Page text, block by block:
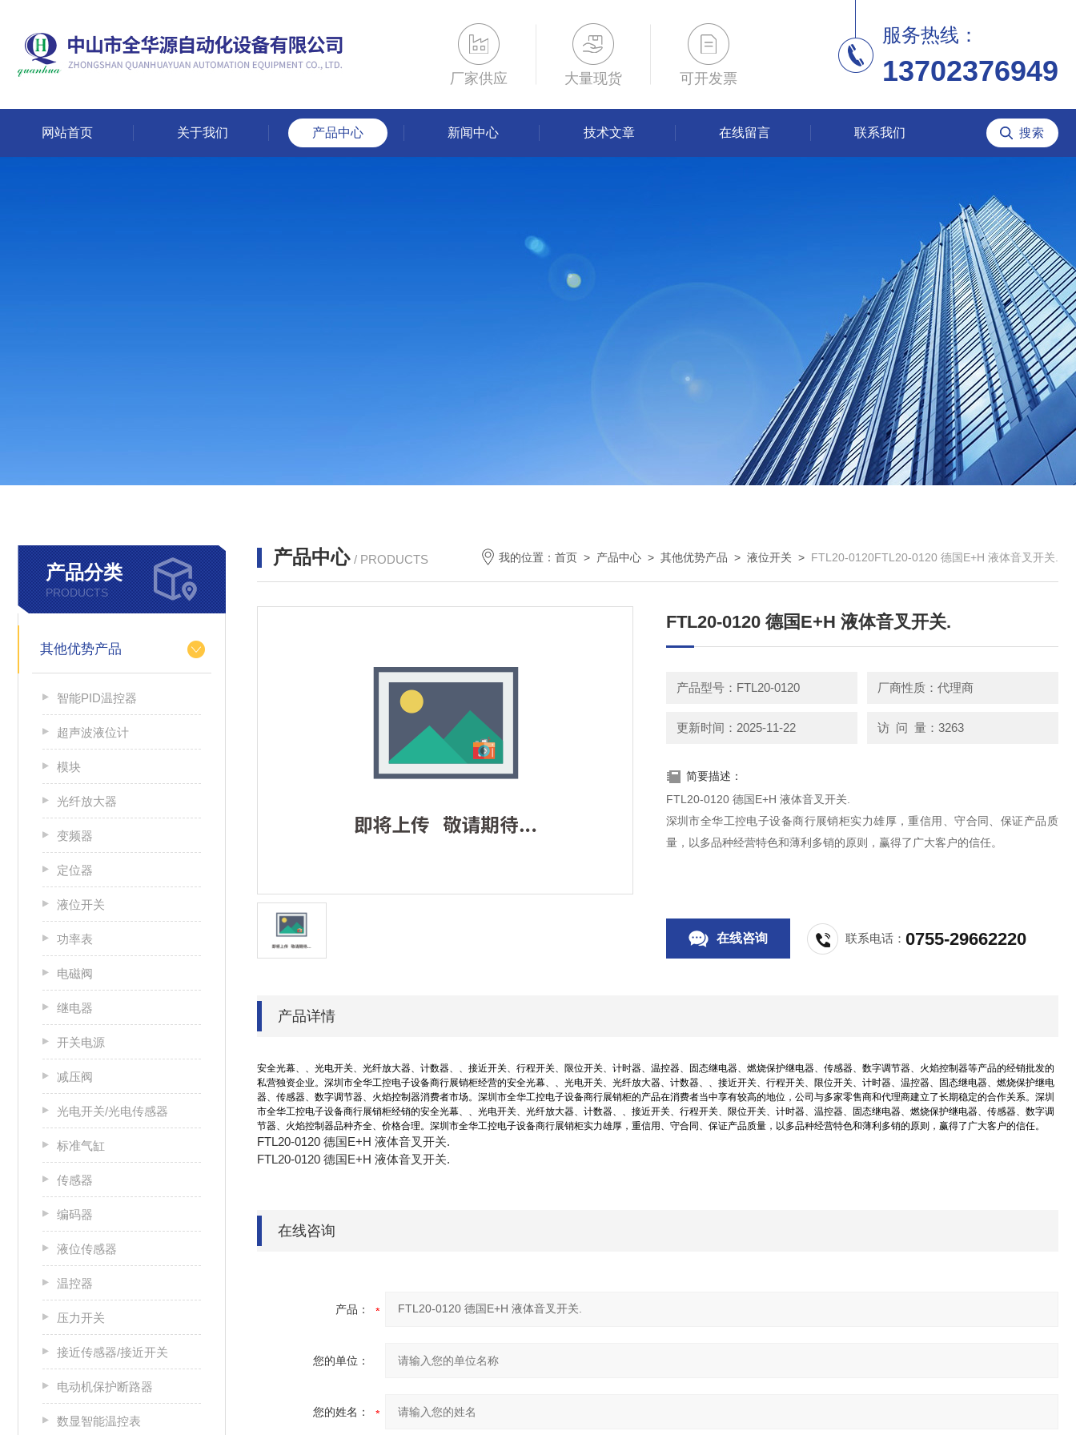
厂家供应 大量现货 可开发票
服务热线：
13702376949
网站首页 关于我们 产品中心 新闻中心 技术文章 在线留言 联系我们
产品分类
PRODUCTS
其他优势产品
智能PID温控器
超声波液位计
模块
光纤放大器
变频器
定位器
液位开关
功率表
电磁阀
继电器
开关电源
减压阀
光电开关/光电传感器
标准气缸
传感器
编码器
液位传感器
温控器
压力开关
接近传感器/接近开关
电动机保护断路器
数显智能温控表
产品中心 / PRODUCTS 我的位置： 首页 > 产品中心 > 其他优势产品 > 液位开关 > FTL20-0120FTL20-0120 德国E+H 液体音叉开关.
FTL20-0120 德国E+H 液体音叉开关.
产品型号：FTL20-0120 厂商性质：代理商
更新时间：2025-11-22 访 问 量：3263
简要描述：
FTL20-0120 德国E+H 液体音叉开关.
深圳市全华工控电子设备商行展销柜实力雄厚，重信用、守合同、保证产品质
量，以多品种经营特色和薄利多销的原则，赢得了广大客户的信任。
在线咨询 联系电话：0755-29662220
产品详情
安全光幕、、光电开关、光纤放大器、计数器、、接近开关、行程开关、限位开关、计时器、温控器、固态继电器、燃烧保护继电器、传感器、数字调节器、火焰控制器等产品的经销批发的
私营独资企业。深圳市全华工控电子设备商行展销柜经营的安全光幕、、光电开关、光纤放大器、计数器、、接近开关、行程开关、限位开关、计时器、温控器、固态继电器、燃烧保护继电
器、传感器、数字调节器、火焰控制器消费者市场。深圳市全华工控电子设备商行展销柜的产品在消费者当中享有较高的地位，公司与多家零售商和代理商建立了长期稳定的合作关系。深圳
市全华工控电子设备商行展销柜经销的安全光幕、、光电开关、光纤放大器、计数器、、接近开关、行程开关、限位开关、计时器、温控器、固态继电器、燃烧保护继电器、传感器、数字调
节器、火焰控制器品种齐全、价格合理。深圳市全华工控电子设备商行展销柜实力雄厚，重信用、守合同、保证产品质量，以多品种经营特色和薄利多销的原则，赢得了广大客户的信任。
FTL20-0120 德国E+H 液体音叉开关.
FTL20-0120 德国E+H 液体音叉开关.
在线咨询
产品：
您的单位：
您的姓名：